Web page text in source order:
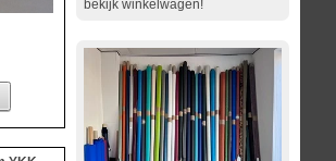
bekijk winkelwagen!